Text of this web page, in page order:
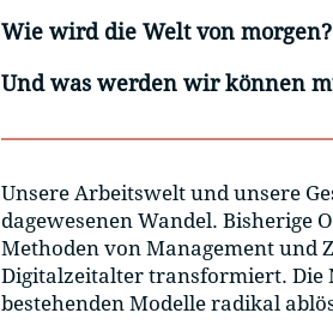
Wie wird die Welt von morgen?
Und was werden wir können
Unsere Arbeitswelt und unsere
dagewesenen Wandel. Bisherige
Methoden von Management und
Digitalzeitalter transformiert. Die
bestehenden Modelle radikal